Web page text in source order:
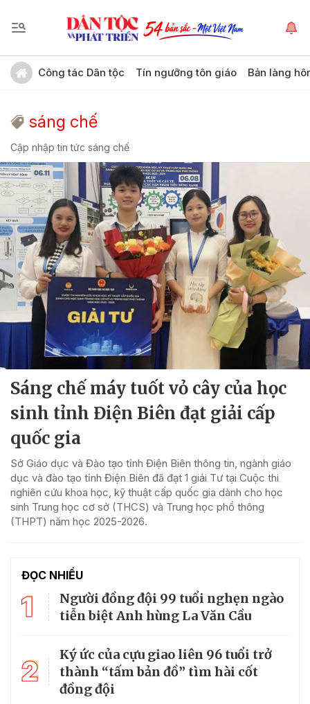
Công tác Dân tộc Tín ngưỡng tôn giáo Bản làng
sáng chế
Cập nhập tin tức sáng chế
Sáng chế máy tuốt vỏ cây của học
sinh tỉnh Điện Biên đạt giải cấp
quốc gia
Sở Giáo dục và Đào tạo tỉnh Điện Biên thông tin, ngành giáo
dục và đào tạo tỉnh Điện Biên đã đạt 1 giải Tư tại Cuộc thi
nghiên cứu khoa học, kỹ thuật cấp quốc gia dành cho học
sinh Trung học cơ sở (THCS) và Trung học phổ thông
(THPT) năm học 2025-2026.
ĐỌC NHIỀU
1
Người đồng đội 99 tuổi nghẹn ngào
tiễn biệt Anh hùng La Văn Cầu
2
Ký ức của cựu giao liên 96 tuổi trở
thành “tấm bản đồ” tìm hài cốt
đồng đội